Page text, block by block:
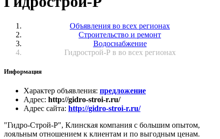
Объявления во всех регионах
Строительство и ремонт
Водоснабжение
Гидрострой-Р в во всех регионах
Информация
Характер объявления: предложение
Адрес: http://gidro-stroi-r.ru/
Адрес сайта: http://gidro-stroi-r.ru/
"Гидро-Строй-Р", Клинская компания с большим опытом,
лояльным отношением к клиентам и по выгодным ценам.